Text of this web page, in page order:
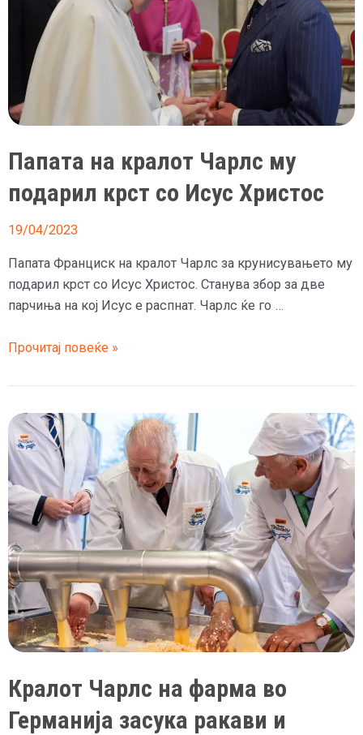
ликот
Чарлс
се
на
ќе
заработуваат
за
денот
на
Папата на кралот Чарлс му
подарил крст со Исус Христос
19/04/2023
Папата Франциск на кралот Чарлс за крунисувањето му
подарил крст со Исус Христос. Станува збор за две
парчиња на кој Исус е распнат. Чарлс ќе го …
Папата
кралот
Чарлс
му
подарил
крст
со
Исус
Христос
Прочитај повеќе »
Кралот Чарлс на фарма во
Германија засука ракави и